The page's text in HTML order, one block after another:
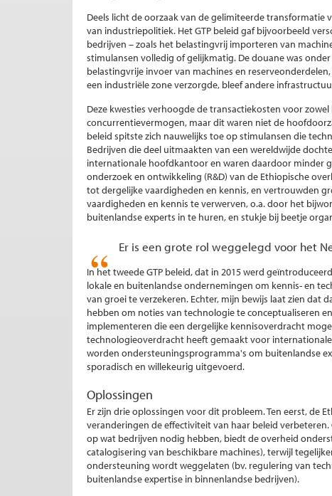
Deels licht de oorzaak van de gelimiteerde
van industriepolitiek. Het GTP beleid gaf bijvoorbeeld
bedrijven – zoals het belastingvrij importeren van
stimulansen volledig of gelijkmatig. De douane was
belastingvrije invoer van machines en
een industriële zone verzorgde, bleef andere
Deze kwesties verhoogde de transactiekosten voor
concurrentievermogen, maar dit waren niet de
beleid spitste zich nauwelijks toe op stimulansen die
Bedrijven die deel uitmaakten van een wereldwijde
internationale hoofdkantoor en waren daardoor minder
onderzoek en ontwikkeling (R&D) van de Ethiopische
tot dergelijke vaardigheden en kennis, en vertrouwden
vaardigheden en kennis te verwerven, o.a. door het
buitenlandse experts in te huren, en stukje bij beetje
Er is een grote rol weggelegd voor het
In het tweede GTP beleid, dat in 2015 werd
lokale en buitenlandse ondernemingen om kennis- en
van groei te verzekeren. Echter, mijn bewijs laat zien
hebben om noties van technologie te conceptualiseren
implementeren die een dergelijke kennisoverdracht
technologieoverdracht heeft gemaakt voor
worden ondersteuningsprogramma's om buitenlandse
sporadisch en willekeurig uitgevoerd.
Oplossingen
Er zijn drie oplossingen voor dit probleem. Ten eerst, de
veranderingen de effectiviteit van haar beleid
op wat bedrijven nodig hebben, biedt de overheid
catalogisering van beschikbare machines), terwijl
ondersteuning wordt weggelaten (bv. regulering van
buitenlandse expertise in binnenlandse bedrijven).